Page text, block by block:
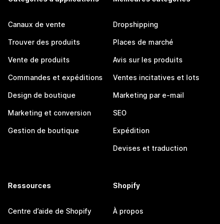
Canaux de vente
Trouver des produits
Vente de produits
Commandes et expéditions
Design de boutique
Marketing et conversion
Gestion de boutique
Dropshipping
Places de marché
Avis sur les produits
Ventes incitatives et lots
Marketing par e-mail
SEO
Expédition
Devises et traduction
Ressources
Centre d’aide de Shopify
Shopify
À propos